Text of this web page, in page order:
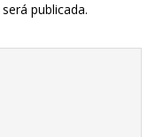
publicada.